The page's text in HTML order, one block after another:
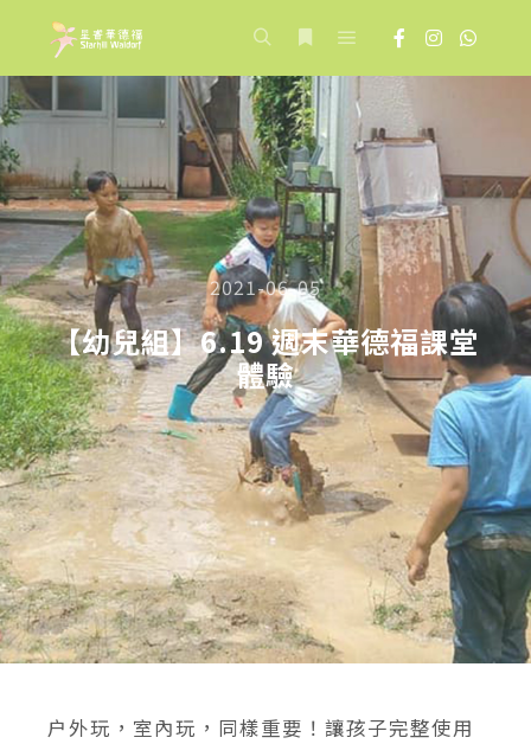
2021-06-05
【幼兒組】6.19 週末華德福課堂
體驗
户外玩，室內玩，同樣重要！讓孩子完整使用